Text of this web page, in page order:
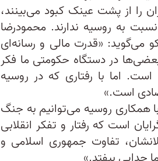
را از پشت عینک کبود می‌بینند،
به روسیه ندارند. محمودرضا
«قدرت مالی و رسانه‌ای
در دستگاه حکومتی ما فکر
اما با رفتاری که در روسیه
است.»
همکاری روسیه می‌توانیم به جنگ
است که رفتار و تفکر انقلابی
تفاوت جمهوری اسلامی و